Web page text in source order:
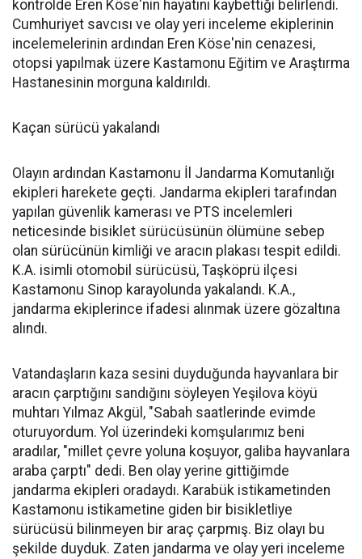
kontrolde Eren Köse'nin hayatını kaybettiği belirlendi.
Cumhuriyet savcısı ve olay yeri inceleme ekiplerinin
incelemelerinin ardından Eren Köse'nin cenazesi,
otopsi yapılmak üzere Kastamonu Eğitim ve Araştırma
Hastanesinin morguna kaldırıldı.
Kaçan sürücü yakalandı
Olayın ardından Kastamonu İl Jandarma Komutanlığı
ekipleri harekete geçti. Jandarma ekipleri tarafından
yapılan güvenlik kamerası ve PTS incelemleri
neticesinde bisiklet sürücüsünün ölümüne sebep
olan sürücünün kimliği ve aracın plakası tespit edildi.
K.A. isimli otomobil sürücüsü, Taşköprü ilçesi
Kastamonu Sinop karayolunda yakalandı. K.A.,
jandarma ekiplerince ifadesi alınmak üzere gözaltına
alındı.
Vatandaşların kaza sesini duyduğunda hayvanlara bir
aracın çarptığını sandığını söyleyen Yeşilova köyü
muhtarı Yılmaz Akgül, "Sabah saatlerinde evimde
oturuyordum. Yol üzerindeki komşularımız beni
aradılar, "millet çevre yoluna koşuyor, galiba hayvanlara
araba çarptı" dedi. Ben olay yerine gittiğimde
jandarma ekipleri oradaydı. Karabük istikametinden
Kastamonu istikametine giden bir bisikletliye
sürücüsü bilinmeyen bir araç çarpmış. Biz olayı bu
şekilde duyduk. Zaten jandarma ve olay yeri inceleme